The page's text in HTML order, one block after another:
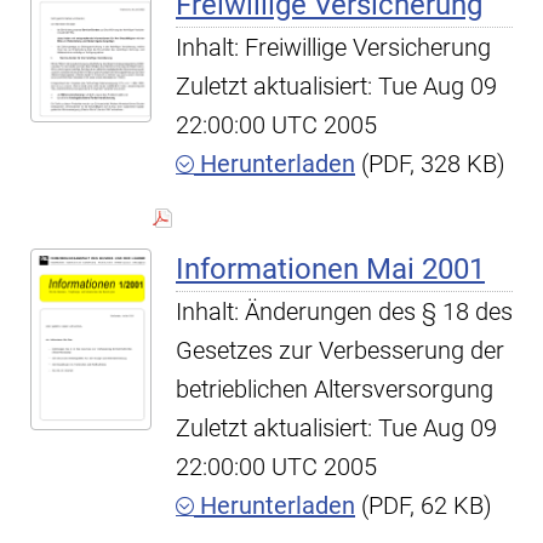
Inhalt: Freiwillige Versicherung
Zuletzt aktualisiert: Tue Aug 09
22:00:00 UTC 2005
Herunterladen (PDF, 328 KB)
Informationen Mai 2001
Inhalt: Änderungen des § 18 des
Gesetzes zur Verbesserung der
betrieblichen Altersversorgung
Zuletzt aktualisiert: Tue Aug 09
22:00:00 UTC 2005
Herunterladen (PDF, 62 KB)